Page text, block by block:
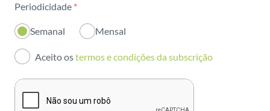
Inovação
Investidores
Publicações
Periodicidade *
Semanal Mensal
Aceito ostermos e condições da subscrição